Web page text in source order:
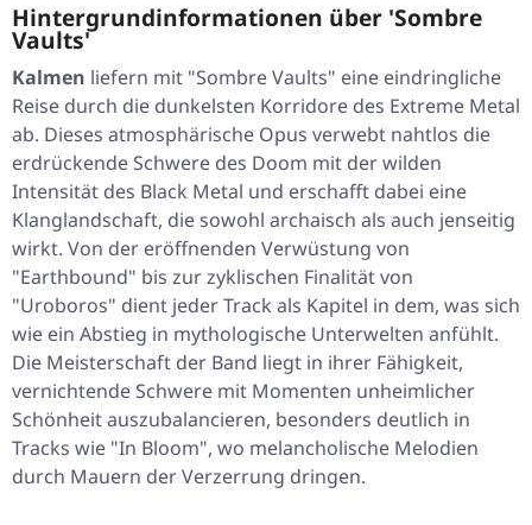
Hintergrundinformationen über 'Sombre
Vaults'
Kalmen liefern mit "Sombre Vaults" eine eindringliche
Reise durch die dunkelsten Korridore des Extreme Metal
ab. Dieses atmosphärische Opus verwebt nahtlos die
erdrückende Schwere des Doom mit der wilden
Intensität des Black Metal und erschafft dabei eine
Klanglandschaft, die sowohl archaisch als auch jenseitig
wirkt. Von der eröffnenden Verwüstung von
"Earthbound" bis zur zyklischen Finalität von
"Uroboros" dient jeder Track als Kapitel in dem, was sich
wie ein Abstieg in mythologische Unterwelten anfühlt.
Die Meisterschaft der Band liegt in ihrer Fähigkeit,
vernichtende Schwere mit Momenten unheimlicher
Schönheit auszubalancieren, besonders deutlich in
Tracks wie "In Bloom", wo melancholische Melodien
durch Mauern der Verzerrung dringen.